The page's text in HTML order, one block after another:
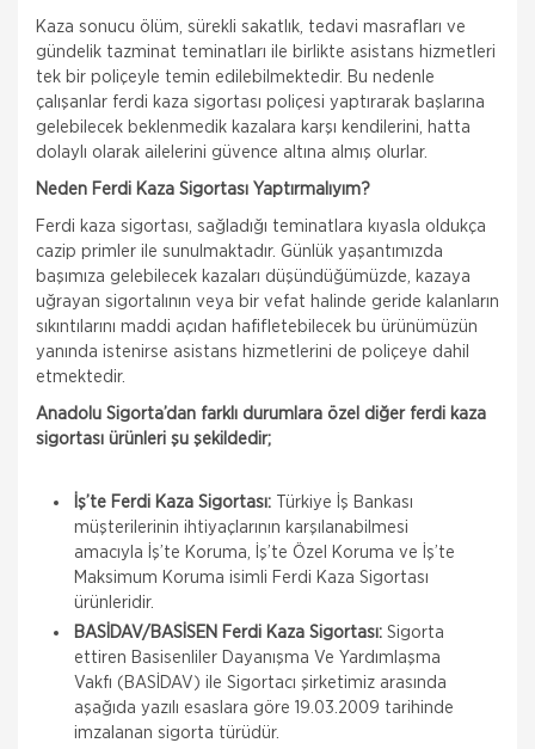
Kaza sonucu ölüm, sürekli sakatlık, tedavi masrafları ve
gündelik tazminat teminatları ile birlikte asistans hizmetleri
tek bir poliçeyle temin edilebilmektedir. Bu nedenle
çalışanlar ferdi kaza sigortası poliçesi yaptırarak başlarına
gelebilecek beklenmedik kazalara karşı kendilerini, hatta
dolaylı olarak ailelerini güvence altına almış olurlar.
Neden Ferdi Kaza Sigortası Yaptırmalıyım?
Ferdi kaza sigortası, sağladığı teminatlara kıyasla oldukça
cazip primler ile sunulmaktadır. Günlük yaşantımızda
başımıza gelebilecek kazaları düşündüğümüzde, kazaya
uğrayan sigortalının veya bir vefat halinde geride kalanların
sıkıntılarını maddi açıdan hafifletebilecek bu ürünümüzün
yanında istenirse asistans hizmetlerini de poliçeye dahil
etmektedir.
Anadolu Sigorta’dan farklı durumlara özel diğer ferdi kaza
sigortası ürünleri şu şekildedir;
İş’te Ferdi Kaza Sigortası: Türkiye İş Bankası
müşterilerinin ihtiyaçlarının karşılanabilmesi
amacıyla İş’te Koruma, İş’te Özel Koruma ve İş’te
Maksimum Koruma isimli Ferdi Kaza Sigortası
ürünleridir.
BASİDAV/BASİSEN Ferdi Kaza Sigortası: Sigorta
ettiren Basisenliler Dayanışma Ve Yardımlaşma
Vakfı (BASİDAV) ile Sigortacı şirketimiz arasında
aşağıda yazılı esaslara göre 19.03.2009 tarihinde
imzalanan sigorta türüdür.